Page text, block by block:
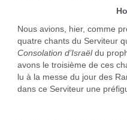
Nous avions, hier, comme
quatre chants du Serviteur
Consolation d’Israël du
avons le troisième de ces
lu à la messe du jour des
dans ce Serviteur une